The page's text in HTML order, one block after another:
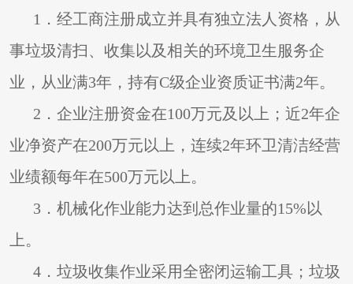
1 ．经工商注册成立并具有独立法人资格，从
事垃圾清扫、收集以及相关的环境卫生服务企
业，从业满3年，持有C级企业资质证书满2年。
2 ．企业注册资金在100万元及以上；近2年企
业净资产在200万元以上，连续2年环卫清洁经营
业绩额每年在500万元以上。
3 ．机械化作业能力达到总作业量的15%以
上。
4 ．垃圾收集作业采用全密闭运输工具；垃圾